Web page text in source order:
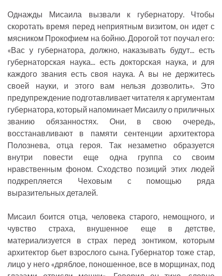
Однажды Мисаила вызвали к губернатору. Чтобы
скоротать время перед неприятным визитом, он идет с
мясником Прокофием на бойню. Дорогой тот поучал его:
«Вас у губернатора, должно, наказывать будут... есть
губернаторская наука... есть докторская наука, и для
каждого звания есть своя наука. А вы не держитесь
своей науки, и этого вам нельзя дозволить». Это
предупреждение подготавливает читателя к аргументам
губернатора, который напоминает Мисаилу о приличных
званию обязанностях. Они, в свою очередь,
восстанавливают в памяти сентенции архитектора
Полознева, отца героя. Так незаметно образуется
внутри повести еще одна группа со своим
нравственным фоном. Сходство позиций этих людей
подкрепляется Чеховым с помощью ряда
выразительных деталей.
Мисаил боится отца, человека старого, немощного, и
чувство страха, внушенное еще в детстве,
материализуется в страх перед зонтиком, которым
архитектор бьет взрослого сына. Губернатор тоже стар,
лицо у него «дряблое, поношенное, все в морщинах, под